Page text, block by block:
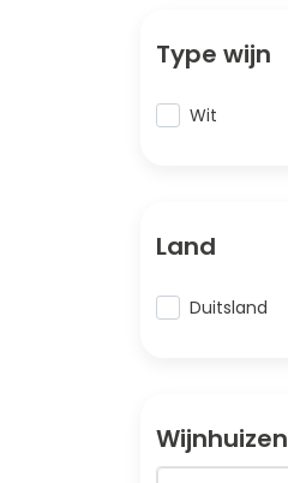
Type wijn
Wit
Land
Duitsland
Wijnhuizen